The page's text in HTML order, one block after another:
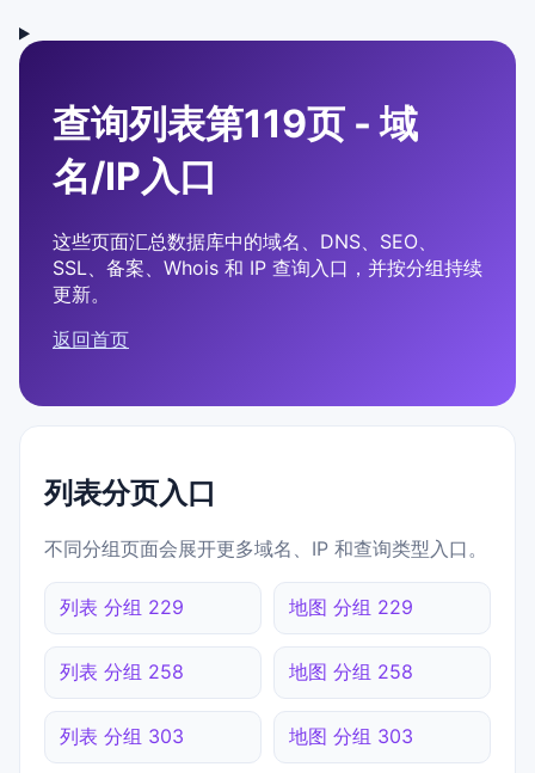
查询列表第119页 - 域
名/IP入口
这些页面汇总数据库中的域名、DNS、SEO、
SSL、备案、Whois 和 IP 查询入口，并按分组持续
更新。
返回首页
列表分页入口
不同分组页面会展开更多域名、IP 和查询类型入口。
列表 分组 229 地图 分组 229
列表 分组 258 地图 分组 258
列表 分组 303 地图 分组 303